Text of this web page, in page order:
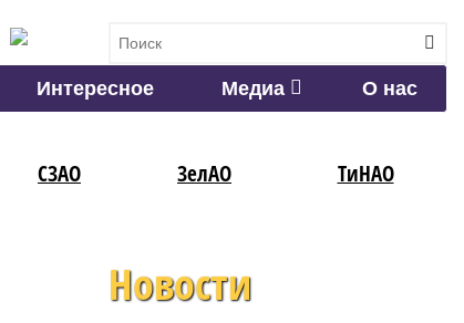
Интересное Медиа О нас
СЗАО ЗелАО ТиНАО
Новости